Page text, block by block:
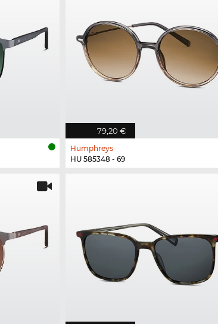
79,20 €
Humphreys
HU 585348 - 69